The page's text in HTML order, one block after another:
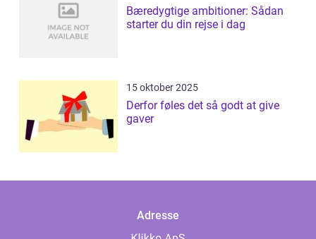
Bæredygtige ambitioner: Sådan
starter du din rejse i dag
15 oktober 2025
Derfor føles det så godt at give
gaver
Adresse